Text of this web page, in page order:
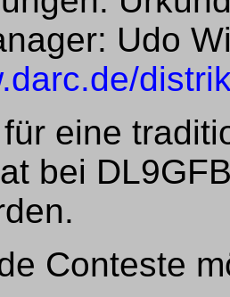
Udo
eine
bei
Conteste